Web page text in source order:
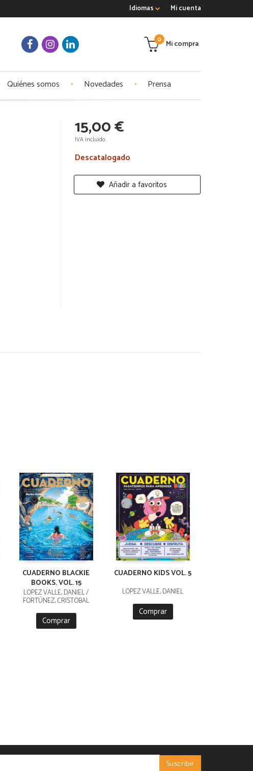
Mi cuenta
Idiomas
Mi compra
0
Quiénes somos Novedades Prensa
15,00 €
IVA incluido
Descatalogado
Añadir a favoritos
CUADERNO BLACKIE
BOOKS. VOL. 15
LÓPEZ VALLE, DANIEL /
FORTÚNEZ, CRISTOBAL
Comprar
CUADERNO KIDS VOL. 5
LÓPEZ VALLE, DANIEL
Comprar